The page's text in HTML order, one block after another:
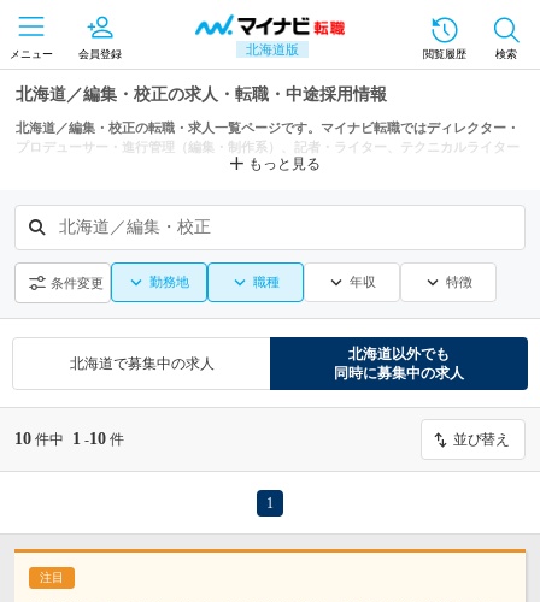
北海道版
メニュー 会員登録 閲覧履歴 検索
北海道／編集・校正の求人・転職・中途採用情報
北海道／編集・校正の転職・求人一覧ページです。マイナビ転職ではディレクター・
プロデューサー・進行管理（編集・制作系）、記者・ライター、テクニカルライター
などからもあなたにぴったりの求人を探せます。
もっと見る
北海道／編集・校正
条件変更 勤務地 職種 年収 特徴
北海道で募集中の求人
北海道以外でも
同時に募集中の求人
10 件中 1 -10 件 並び替え
1